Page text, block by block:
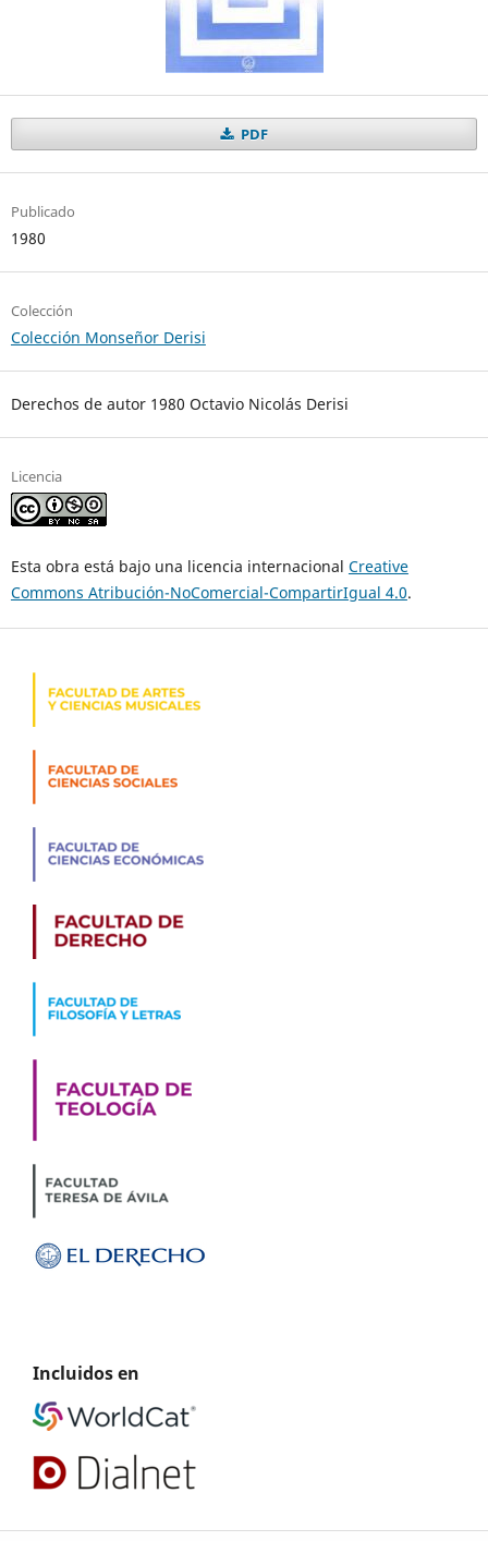
PDF
Publicado
1980
Colección
Colección Monseñor Derisi
Derechos de autor 1980 Octavio Nicolás Derisi
Licencia
Esta obra está bajo una licencia internacional Creative
Commons Atribución-NoComercial-CompartirIgual 4.0.
Incluidos en